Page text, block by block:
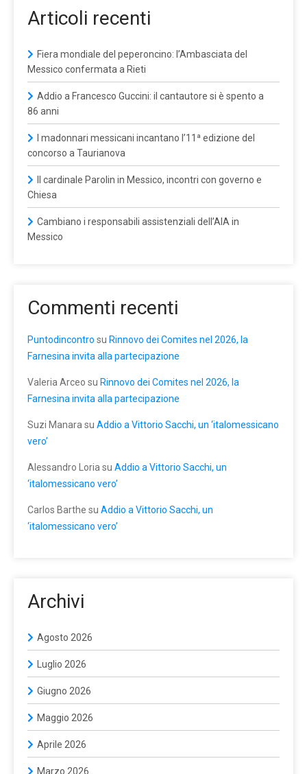
Articoli recenti
Fiera mondiale del peperoncino: l’Ambasciata del
Messico confermata a Rieti
Addio a Francesco Guccini: il cantautore si è spento a
86 anni
I madonnari messicani incantano l’11ª edizione del
concorso a Taurianova
Il cardinale Parolin in Messico, incontri con governo e
Chiesa
Cambiano i responsabili assistenziali dell’AIA in
Messico
Commenti recenti
Puntodincontro su Rinnovo dei Comites nel 2026, la
Farnesina invita alla partecipazione
Valeria Arceo su Rinnovo dei Comites nel 2026, la
Farnesina invita alla partecipazione
Suzi Manara su Addio a Vittorio Sacchi, un ‘italomessicano
vero’
Alessandro Loria su Addio a Vittorio Sacchi, un
‘italomessicano vero’
Carlos Barthe su Addio a Vittorio Sacchi, un
‘italomessicano vero’
Archivi
Agosto 2026
Luglio 2026
Giugno 2026
Maggio 2026
Aprile 2026
Marzo 2026